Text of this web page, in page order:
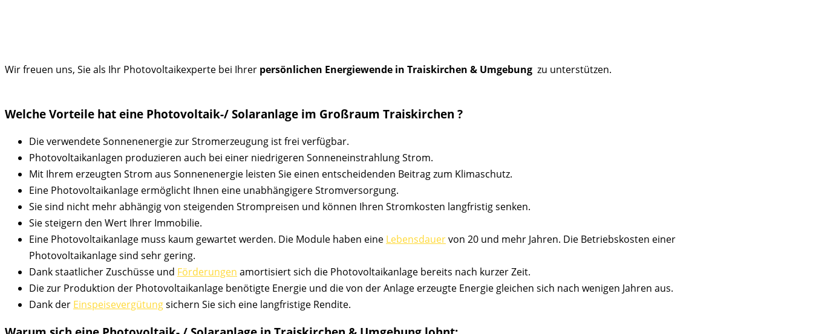
Wir freuen uns, Sie als Ihr Photovoltaikexperte bei Ihrer persönlichen Energiewende in Traiskirchen & Umgebung zu unterstützen.
Welche Vorteile hat eine Photovoltaik-/ Solaranlage im Großraum Traiskirchen ?
Die verwendete Sonnenenergie zur Stromerzeugung ist frei verfügbar.
Photovoltaikanlagen produzieren auch bei einer niedrigeren Sonneneinstrahlung Strom.
Mit Ihrem erzeugten Strom aus Sonnenenergie leisten Sie einen entscheidenden Beitrag zum Klimaschutz.
Eine Photovoltaikanlage ermöglicht Ihnen eine unabhängigere Stromversorgung.
Sie sind nicht mehr abhängig von steigenden Strompreisen und können Ihren Stromkosten langfristig senken.
Sie steigern den Wert Ihrer Immobilie.
Eine Photovoltaikanlage muss kaum gewartet werden. Die Module haben eine Lebensdauervon 20 und mehr Jahren. Die Betriebskosten einer
Photovoltaikanlage sind sehr gering.
Dank staatlicher Zuschüsse und Förderungen amortisiert sich die Photovoltaikanlage bereits nach kurzer Zeit.
Die zur Produktion der Photovoltaikanlage benötigte Energie und die von der Anlage erzeugte Energie gleichen sich nach wenigen Jahren aus.
Dank der Einspeisevergütungsichern Sie sich eine langfristige Rendite.